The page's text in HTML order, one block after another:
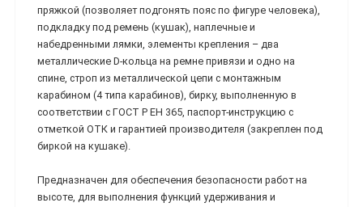
пряжкой (позволяет подгонять пояс по фигуре человека),
подкладку под ремень (кушак), наплечные и
набедренными лямки, элементы крепления – два
металлические D-кольца на ремне привязи и одно на
спине, строп из металлической цепи с монтажным
карабином (4 типа карабинов), бирку, выполненную в
соответствии с ГОСТ Р ЕН 365, паспорт-инструкцию с
отметкой ОТК и гарантией производителя (закреплен под
биркой на кушаке).
Предназначен для обеспечения безопасности работ на
высоте, для выполнения функций удерживания и